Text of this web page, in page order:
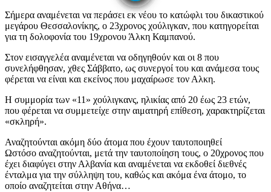
Σήμερα αναμένεται να περάσει εκ νέου το κατώφλι του δικαστικού
μεγάρου Θεσσαλονίκης, ο 23χρονος χούλιγκαν, που κατηγορείται
για τη δολοφονία του 19χρονου Άλκη Καμπανού.
Στον εισαγγελέα αναμένεται να οδηγηθούν και οι 8 που
συνελήφθησαν, χθες Σάββατο, ως συνεργοί του και ανάμεσα τους
φέρεται να είναι και εκείνος που μαχαίρωσε τον Αλκη.
Η συμμορία των «11» χούλιγκανς, ηλικίας από 20 έως 23 ετών,
που φέρεται να συμμετείχε στην αιματηρή επίθεση, χαρακτηρίζεται
«σκληρή».
Αναζητούνται ακόμη δύο άτομα που έχουν ταυτοποιηθεί
Ωστόσο αναζητούνται, μετά την ταυτοποίηση τους, ο 20χρονος που
έχει διαφύγει στην Αλβανία και αναμένεται να εκδοθεί διεθνές
ένταλμα για την σύλληψη του, καθώς και ακόμα ένα άτομο, το
οποίο αναζητείται στην Αθήνα…